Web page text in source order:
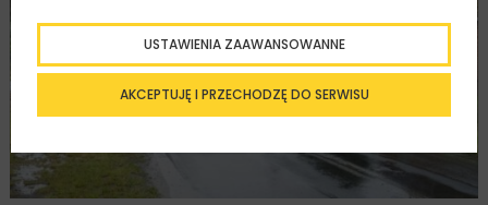
AKCEPTUJĘ I PRZECHODZĘ DO SERWISU
USTAWIENIA ZAAWANSOWANNE